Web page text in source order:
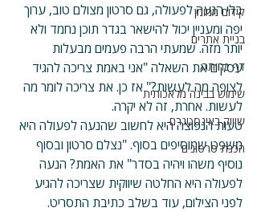
קידום ממומן
בניית אתרים
דף נחיתה
שימוש בבינה מלאכותית
שיווק באינסטגרם
הכנת סרטונים
בלי הנעה לפעולה, גם סרטון מצולם טוב, ערוך
יפה ומעניין יכול להישאר בגדר תוכן נחמד ולא
יותר מזה. שמעתי הרבה פעמים מבעלות
עסקים את השאלה "אני באמת צריכה להגיד
לצופה מה לעשות?" אז כן. את צריכה לומר מה
לעשות. אחרת, זה לא יקרה.
טעות הנפוצה היא לחשוב שהנעה לפעולה היא
משפט שמוסיפים בסוף. "נצלם סרטון ובסוף
נוסיף משהו ויהיה בסדר" את האמת? הנעה
לפעולה היא החלטה שיווקית שצריכה להגיע
לפני הצילום, עוד בשלב כתיבת התסריט.